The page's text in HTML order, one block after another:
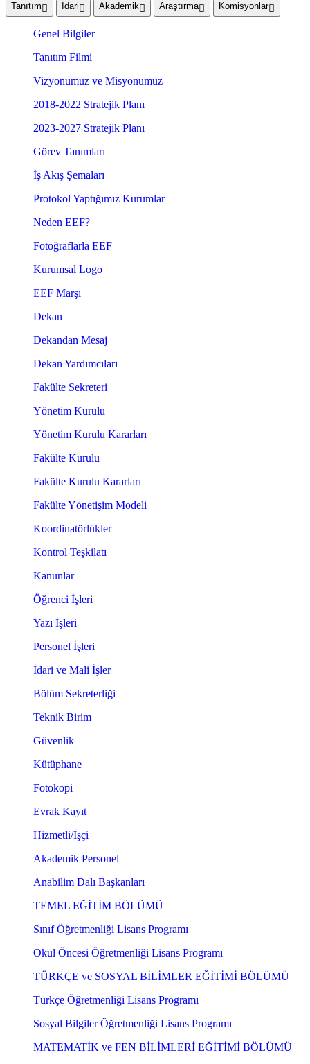
Tanıtım İdari Akademik Araştırma Komisyonlar
Genel Bilgiler
Tanıtım Filmi
Vizyonumuz ve Misyonumuz
2018-2022 Stratejik Planı
2023-2027 Stratejik Planı
Görev Tanımları
İş Akış Şemaları
Protokol Yaptığımız Kurumlar
Neden EEF?
Fotoğraflarla EEF
Kurumsal Logo
EEF Marşı
Dekan
Dekandan Mesaj
Dekan Yardımcıları
Fakülte Sekreteri
Yönetim Kurulu
Yönetim Kurulu Kararları
Fakülte Kurulu
Fakülte Kurulu Kararları
Fakülte Yönetişim Modeli
Koordinatörlükler
Kontrol Teşkilatı
Kanunlar
Öğrenci İşleri
Yazı İşleri
Personel İşleri
İdari ve Mali İşler
Bölüm Sekreterliği
Teknik Birim
Güvenlik
Kütüphane
Fotokopi
Evrak Kayıt
Hizmetli/İşçi
Akademik Personel
Anabilim Dalı Başkanları
TEMEL EĞİTİM BÖLÜMÜ
Sınıf Öğretmenliği Lisans Programı
Okul Öncesi Öğretmenliği Lisans Programı
TÜRKÇE ve SOSYAL BİLİMLER EĞİTİMİ BÖLÜMÜ
Türkçe Öğretmenliği Lisans Programı
Sosyal Bilgiler Öğretmenliği Lisans Programı
MATEMATİK ve FEN BİLİMLERİ EĞİTİMİ BÖLÜMÜ